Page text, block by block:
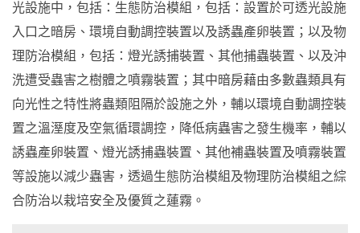
光設施中，包括：生態防治模組，包括：設置於可透光設施
入口之暗房、環境自動調控裝置以及誘蟲產卵裝置；以及物
理防治模組，包括：燈光誘捕裝置、其他捕蟲裝置、以及沖
洗遭受蟲害之樹體之噴霧裝置；其中暗房藉由多數蟲類具有
向光性之特性將蟲類阻隔於設施之外，輔以環境自動調控裝
置之溫溼度及空氣循環調控，降低病蟲害之發生機率，輔以
誘蟲產卵裝置、燈光誘捕蟲裝置、其他補蟲裝置及噴霧裝置
等設施以減少蟲害，透過生態防治模組及物理防治模組之綜
合防治以栽培安全及優質之蓮霧。